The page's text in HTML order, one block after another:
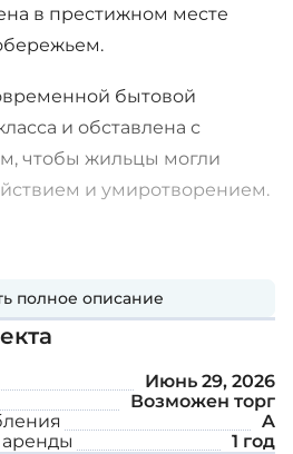
в престижном месте
бытовой
и обставлена с
чтобы жильцы могли
и умиротворением.
полное описание
Июнь 29, 2026
Возможен торг
A
1 год